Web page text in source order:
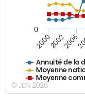
Annuité de la
Moyenne
Moyenne
200020022006
0
© JDN 2026